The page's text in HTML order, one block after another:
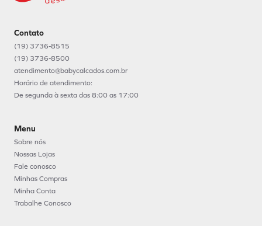
Contato
(19) 3736-8515
(19) 3736-8500
atendimento@babycalcados.com.br
Horário de atendimento:
De segunda à sexta das 8:00 as 17:00
Menu
Sobre nós
Nossas Lojas
Fale conosco
Minhas Compras
Minha Conta
Trabalhe Conosco